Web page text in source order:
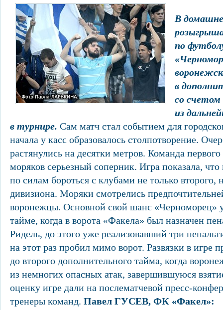
В
по
в
со
из
в турнире. Сам матч стал событием для
начала у касс образовалось столпотворение.
растянулись на десятки метров. Команда
моряков серьезный соперник. Игра показала,
по силам бороться с клубами не только второго,
дивизиона. Моряки смотрелись
воронежцы. Основной свой шанс «Черноморец»
тайме, когда в ворота «Факела» был назначен
Ридель, до этого уже реализовавший три
на этот раз пробил мимо ворот. Развязки в игре
до второго дополнительного тайма, когда
из немногих опасных атак, завершившуюся
оценку игре дали на послематчевой пресс-
тренеры команд. Павел ГУСЕВ, ФК «Факел»: